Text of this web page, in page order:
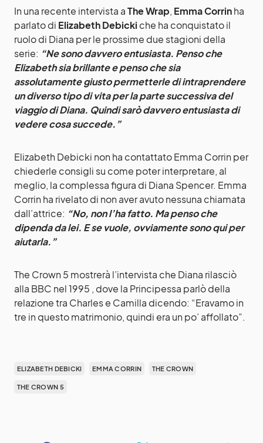
In una recente intervista aThe Wrap, Emma Corrinha
parlato di Elizabeth Debicki che ha conquistato il
ruolo di Diana per le prossime due stagioni della
serie: “Ne sono davvero entusiasta. Penso che
Elizabeth sia brillante e penso che sia
assolutamente giusto permetterle di intraprendere
un diverso tipo di vita per la parte successiva del
viaggio di Diana. Quindi sarò davvero entusiasta di
vedere cosa succede.”
Elizabeth Debicki non ha contattato Emma Corrin per
chiederle consigli su come poter interpretare, al
meglio, la complessa figura di Diana Spencer. Emma
Corrin ha rivelato di non aver avuto nessuna chiamata
dall’attrice: “No, non l’ha fatto. Ma penso che
dipenda da lei. E se vuole, ovviamente sono qui per
aiutarla.”
The Crown 5 mostrerà l’intervista che Diana rilasciò
alla BBC nel 1995 , dove la Principessa parlò della
relazione tra Charles e Camilla dicendo: “Eravamo in
tre in questo matrimonio, quindi era un po’ affollato”.
ELIZABETH DEBICKI EMMA CORRIN THE CROWN
THE CROWN 5